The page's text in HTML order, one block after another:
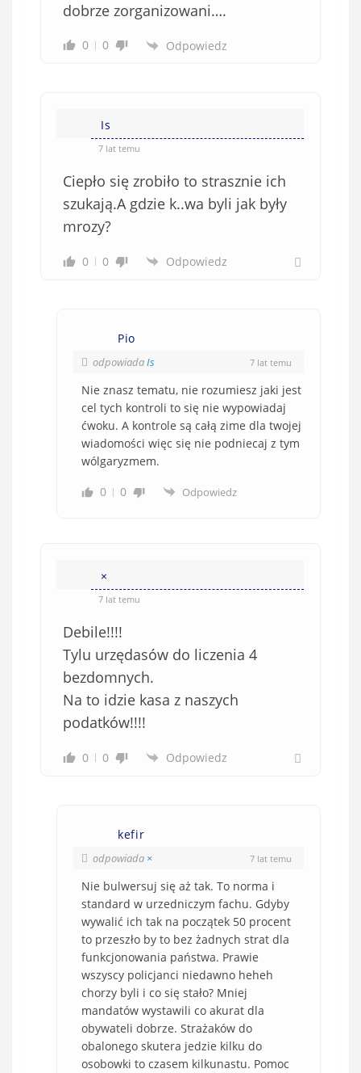
dobrze zorganizowani….
0 0 Odpowiedz
Is
7 lat temu
Ciepło się zrobiło to strasznie ich
szukają.A gdzie k..wa byli jak były
mrozy?
0 0 Odpowiedz
Pio
odpowiadaIs 7 lat temu
Nie znasz tematu, nie rozumiesz jaki jest
cel tych kontroli to się nie wypowiadaj
ćwoku. A kontrole są całą zime dla twojej
wiadomości więc się nie podniecaj z tym
wólgaryzmem.
0
0 Odpowiedz
×
7 lat temu
Debile!!!!
Tylu urzędasów do liczenia 4
bezdomnych.
Na to idzie kasa z naszych
podatków!!!!
0 0 Odpowiedz
kefir
odpowiada × 7 lat temu
Nie bulwersuj się aż tak. To norma i
standard w urzedniczym fachu. Gdyby
wywalić ich tak na początek 50 procent
to przeszło by to bez żadnych strat dla
funkcjonowania państwa. Prawie
wszyscy policjanci niedawno heheh
chorzy byli i co się stało? Mniej
mandatów wystawili co akurat dla
obywateli dobrze. Strażaków do
obalonego skutera jedzie kilku do
osobowki to czasem kilkunastu. Pomoc